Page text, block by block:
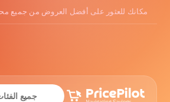
مكانك للعثور على أفضل العروض من جميع
جميع